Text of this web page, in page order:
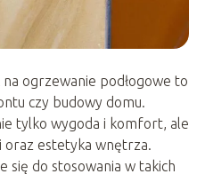
ogrzewanie podłogowe to
czy budowy domu.
tylko wygoda i komfort, ale
oraz estetyka wnętrza.
się do stosowania w takich